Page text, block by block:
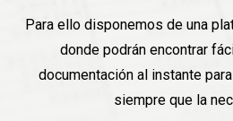
Para ello disponemos de una
donde podrán encontrar
documentación al instante
siempre que la